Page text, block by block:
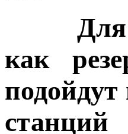
Для
как
станций